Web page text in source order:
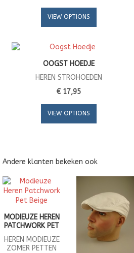
VIEW OPTIONS
OOGST HOEDJE
HEREN STROHOEDEN
€ 17,95
VIEW OPTIONS
Andere klanten bekeken ook
MODIEUZE HEREN
PATCHWORK PET
HEREN MODIEUZE
ZOMER PETTEN